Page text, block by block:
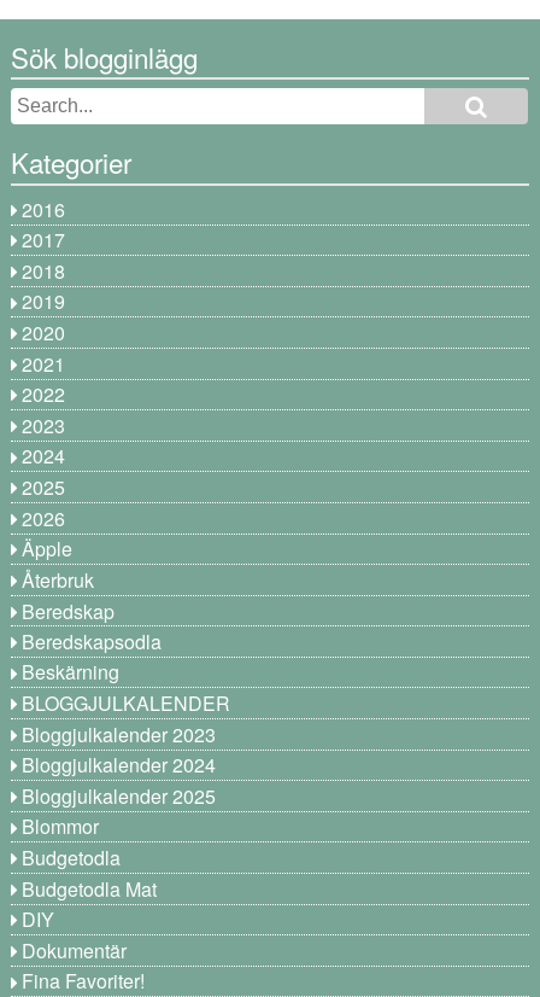
Sök blogginlägg
Kategorier
2016
2017
2018
2019
2020
2021
2022
2023
2024
2025
2026
Äpple
Återbruk
Beredskap
Beredskapsodla
Beskärning
BLOGGJULKALENDER
Bloggjulkalender 2023
Bloggjulkalender 2024
Bloggjulkalender 2025
Blommor
Budgetodla
Budgetodla Mat
DIY
Dokumentär
Fina Favoriter!